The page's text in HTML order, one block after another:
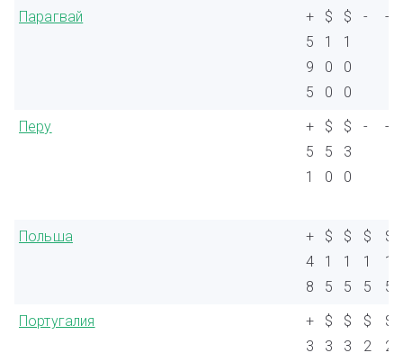
Парагвай
+
5
9
5
$
1
0
0
$
1
0
0
- -
Перу
+
5
1
$
5
0
$
3
0
- -
Польша
+
4
8
$
1
5
$
1
5
$
1
5
$
1
5
Португалия
+
3
$
3
$
3
$
2
$
2